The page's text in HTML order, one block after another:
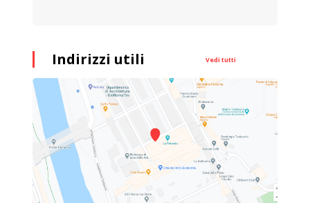
Indirizzi utili Vedi tutti